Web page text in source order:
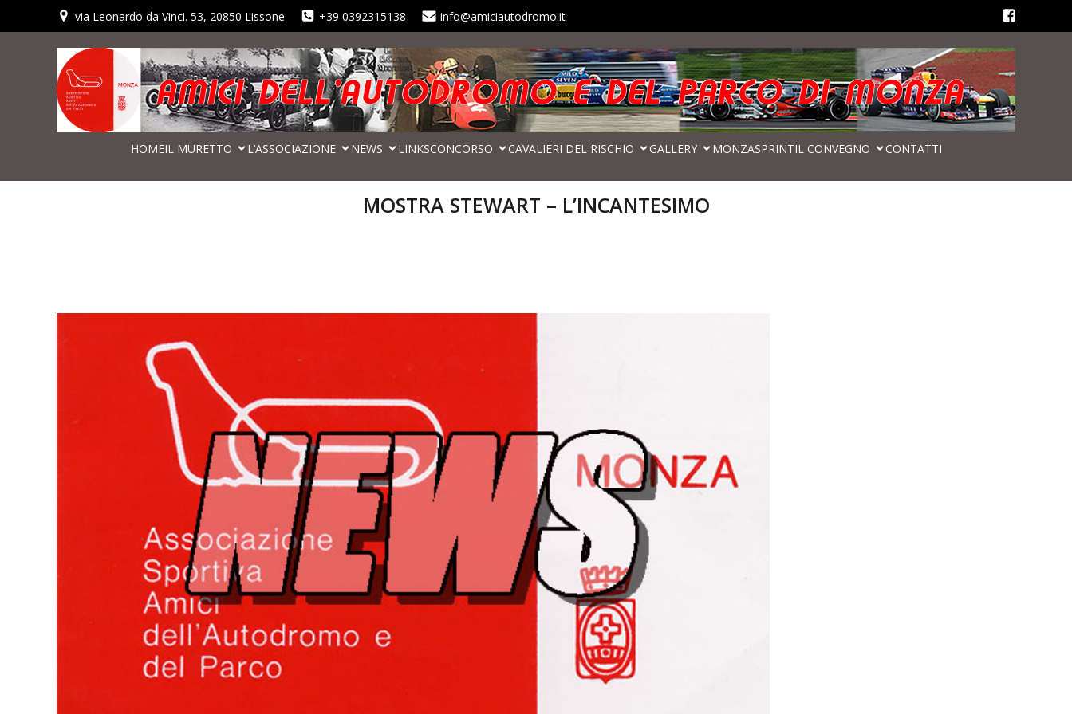
via Leonardo da Vinci. 53, 20850 Lissone +39 0392315138 info@amiciautodromo.it
HOMEIL MURETTO L’ASSOCIAZIONE NEWS LINKSCONCORSO CAVALIERI DEL RISCHIO GALLERY MONZASPRINTIL CONVEGNO CONTATTI
MOSTRA STEWART – L’INCANTESIMO